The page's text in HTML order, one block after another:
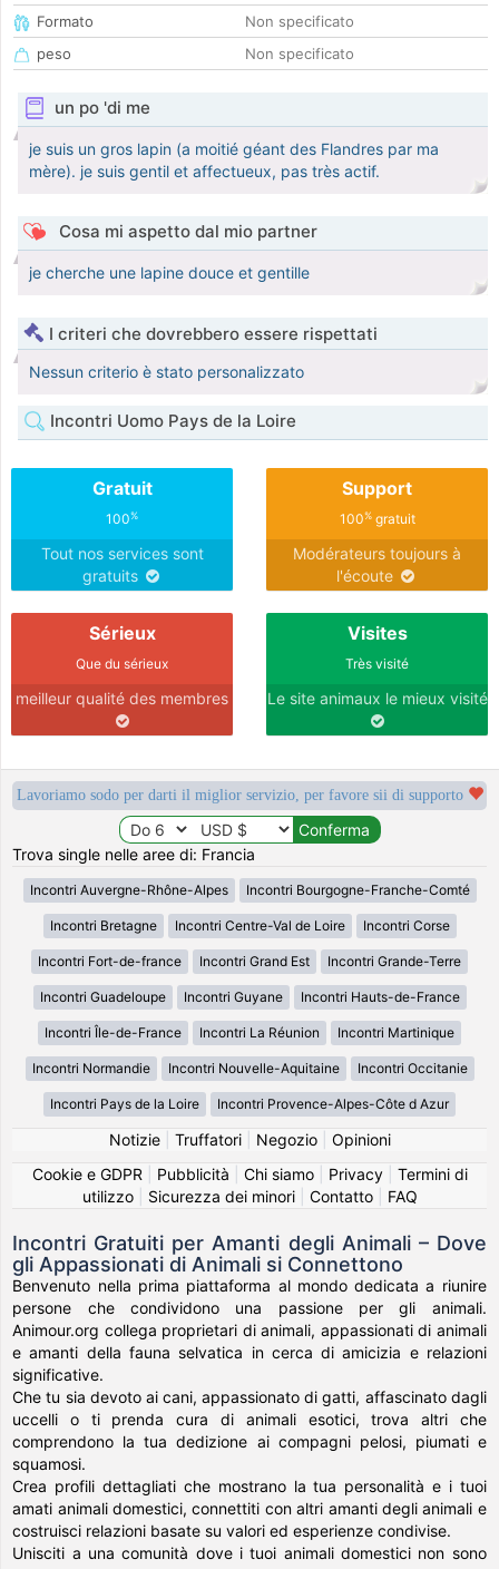
Formato
Non specificato
peso
Non specificato
un po 'di me
je suis un gros lapin (a moitié géant des Flandres par ma
mère). je suis gentil et affectueux, pas très actif.
Cosa mi aspetto dal mio partner
je cherche une lapine douce et gentille
I criteri che dovrebbero essere rispettati
Nessun criterio è stato personalizzato
Incontri Uomo Pays de la Loire
Gratuit
100%
Tout nos services sont
gratuits
Support
100%gratuit
Modérateurs toujours à
l'écoute
Sérieux
Que du sérieux
meilleur qualité des membres
Visites
Très visité
Le site animaux le mieux visité
Lavoriamo sodo per darti il miglior servizio, per favore sii di supporto
Trova single nelle aree di: Francia
Incontri Auvergne-Rhône-Alpes Incontri Bourgogne-Franche-Comté
Incontri Bretagne Incontri Centre-Val de Loire Incontri Corse
Incontri Fort-de-france Incontri Grand Est Incontri Grande-Terre
Incontri Guadeloupe Incontri Guyane Incontri Hauts-de-France
Incontri Île-de-France Incontri La Réunion Incontri Martinique
Incontri Normandie Incontri Nouvelle-Aquitaine Incontri Occitanie
Incontri Pays de la Loire Incontri Provence-Alpes-Côte d Azur
Notizie| Truffatori| Negozio| Opinioni
Cookie e GDPR
Pubblicità Chi siamo| Privacy| Termini di
utilizzo| Sicurezza dei minori| Contatto| FAQ
Incontri Gratuiti per Amanti degli Animali – Dove
gli Appassionati di Animali si Connettono
Benvenuto nella prima piattaforma al mondo dedicata a riunire
persone che condividono una passione per gli animali.
Animour.org collega proprietari di animali, appassionati di animali
e amanti della fauna selvatica in cerca di amicizia e relazioni
significative.
Che tu sia devoto ai cani, appassionato di gatti, affascinato dagli
uccelli o ti prenda cura di animali esotici, trova altri che
comprendono la tua dedizione ai compagni pelosi, piumati e
squamosi.
Crea profili dettagliati che mostrano la tua personalità e i tuoi
amati animali domestici, connettiti con altri amanti degli animali e
costruisci relazioni basate su valori ed esperienze condivise.
Unisciti a una comunità dove i tuoi animali domestici non sono